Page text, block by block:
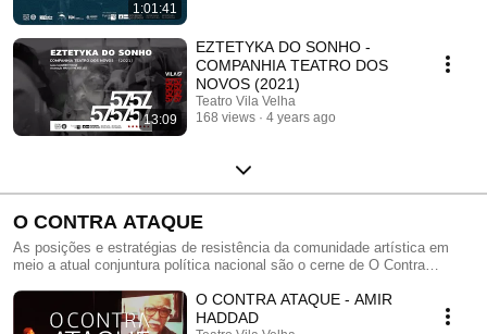
1:01:41
13:09
EZTETYKA DO SONHO -
COMPANHIA TEATRO DOS
NOVOS (2021)
Teatro Vila Velha
168 views
4 years ago
O CONTRA ATAQUE
As posições e estratégias de resistência da comunidade artística em
meio a atual conjuntura política nacional são o cerne de O Contra
claros e totalmente alinhados com as pautas historicamente defendidas
pelo Teatro Vila Velha, e acredita que não poderia ser diferente uma vez
O CONTRA ATAQUE - AMIR
HADDAD